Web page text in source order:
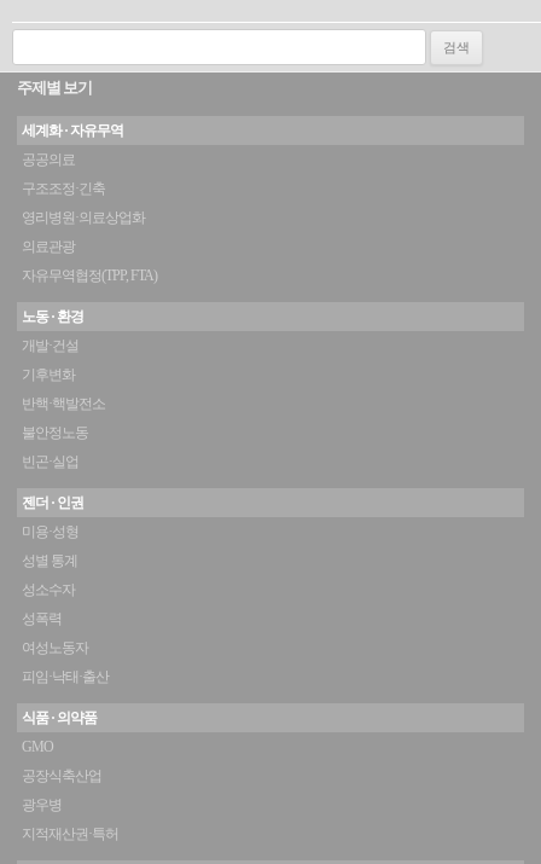
검색:
주제별 보기
세계화 · 자유무역
공공의료
구조조정·긴축
영리병원·의료상업화
의료관광
자유무역협정(TPP, FTA)
노동 · 환경
개발·건설
기후변화
반핵·핵발전소
불안정노동
빈곤·실업
젠더 · 인권
미용·성형
성별 통계
성소수자
성폭력
여성노동자
피임·낙태·출산
식품 · 의약품
GMO
공장식축산업
광우병
지적재산권·특허